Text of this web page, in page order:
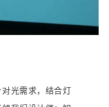
光需求，结合灯